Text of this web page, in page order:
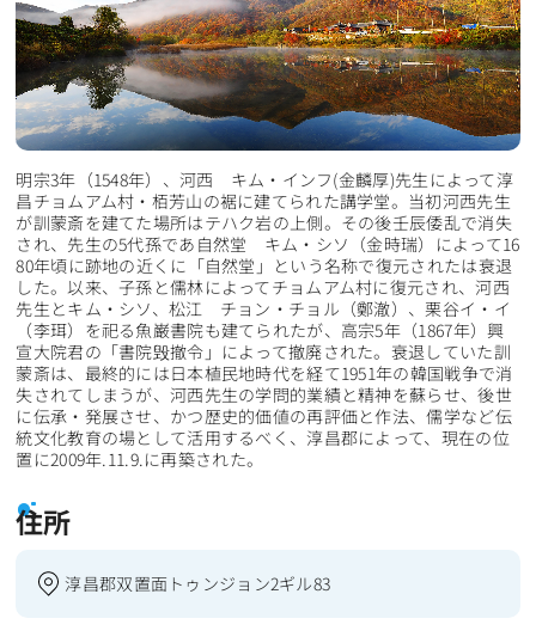
明宗3年（1548年）、河西 キム・インフ(金麟厚)先生によって淳
昌チョムアム村・栢芳山の裾に建てられた講学堂。当初河西先生
が訓蒙斎を建てた場所はテハク岩の上側。その後壬辰倭乱で消失
され、先生の5代孫であ自然堂 キム・シソ（金時瑞）によって16
80年頃に跡地の近くに「自然堂」という名称で復元されたは衰退
した。以来、子孫と儒林によってチョムアム村に復元され、河西
先生とキム・シソ、松江 チョン・チョル（鄭澈）、栗谷イ・イ
（李珥）を祀る魚巌書院も建てられたが、高宗5年（1867年）興
宣大院君の「書院毁撤令」によって撤廃された。衰退していた訓
蒙斎は、最終的には日本植民地時代を経て1951年の韓国戦争で消
失されてしまうが、河西先生の学問的業績と精神を蘇らせ、後世
に伝承・発展させ、かつ歴史的価値の再評価と作法、儒学など伝
統文化教育の場として活用するべく、淳昌郡によって、現在の位
置に2009年.11.9.に再築された。
住所
淳昌郡双置面トゥンジョン2ギル83